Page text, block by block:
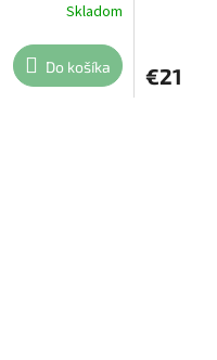
Skladom
Do košíka €21